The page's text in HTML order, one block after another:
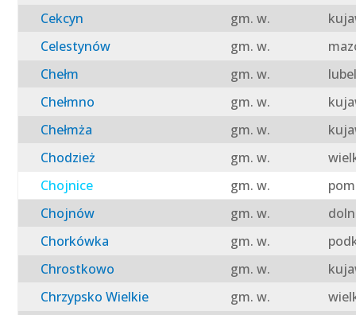
Cekcyn
gm. w.
Celestynów
gm. w.
Chełm
gm. w.
Chełmno
gm. w.
Chełmża
gm. w.
Chodzież
gm. w.
Chojnice
gm. w.
Chojnów
gm. w.
Chorkówka
gm. w.
Chrostkowo
gm. w.
Chrzypsko Wielkie
gm. w.